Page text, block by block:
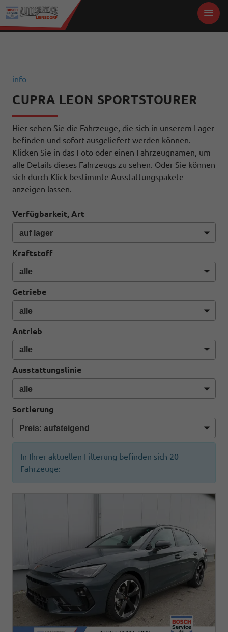
info
CUPRA LEON SPORTSTOURER
Hier sehen Sie die Fahrzeuge, die sich in unserem Lager
befinden und sofort ausgeliefert werden können.
Klicken Sie in das Foto oder einen Fahrzeugnamen, um
alle Details dieses Fahrzeugs zu sehen. Oder Sie können
sich durch Klick bestimmte Ausstattungspakete
anzeigen lassen.
Verfügbarkeit, Art
Kraftstoff
Getriebe
Antrieb
Ausstattungslinie
Sortierung
In Ihrer aktuellen Filterung befinden sich 20
Fahrzeuge: